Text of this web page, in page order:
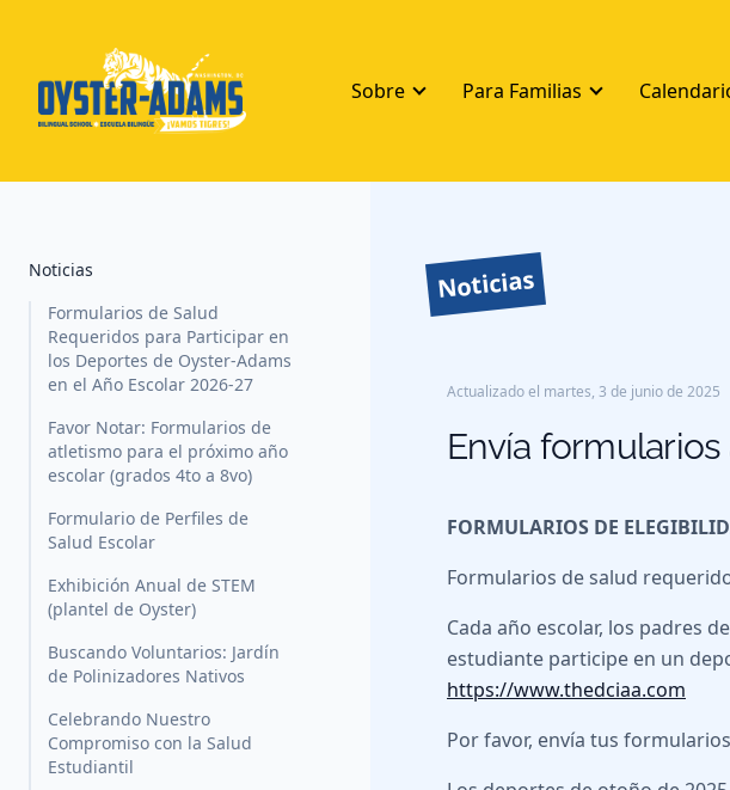
Sobre Para Familias
Noticias
Formularios de Salud
Requeridos para Participar en
los Deportes de Oyster-Adams
en el Año Escolar 2026-27
Favor Notar: Formularios de
atletismo para el próximo año
escolar (grados 4to a 8vo)
Formulario de Perfiles de
Salud Escolar
Exhibición Anual de STEM
(plantel de Oyster)
Buscando Voluntarios: Jardín
de Polinizadores Nativos
Celebrando Nuestro
Compromiso con la Salud
Estudiantil
Noticias
Actualizado el martes, 3 de junio de 2025
Envía
FORMULARIOS DE
Formularios de salud
Cada año escolar, los padres
estudiante participe en un
https://www.thedciaa.com
Por favor, envía tus